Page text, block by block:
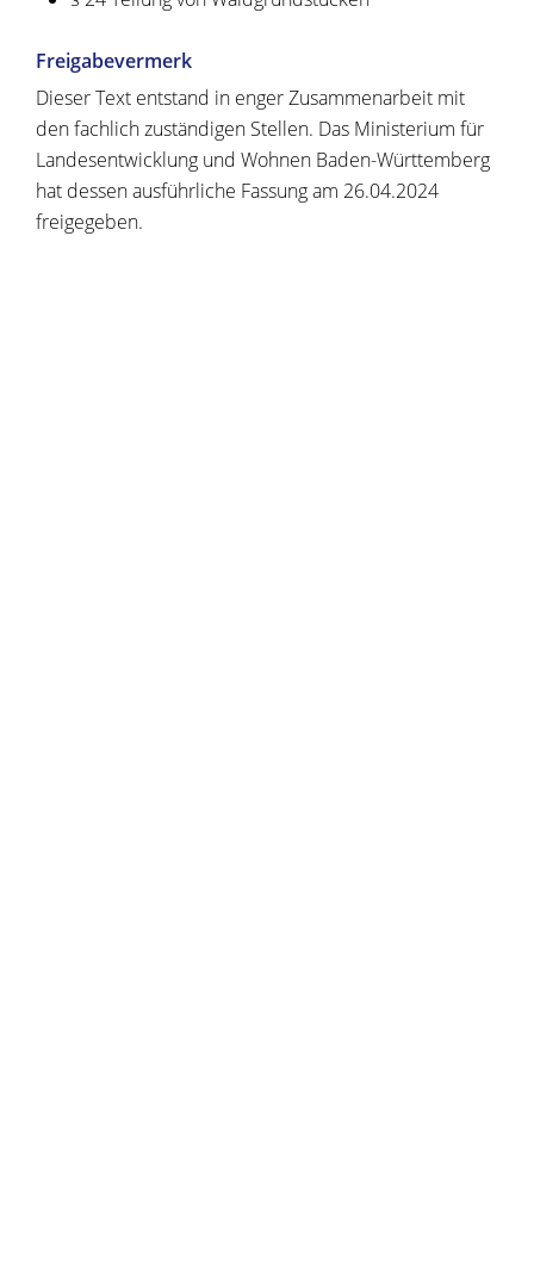
Freigabevermerk
Dieser Text entstand in enger Zusammenarbeit mit
den fachlich zuständigen Stellen. Das Ministerium für
Landesentwicklung und Wohnen Baden-Württemberg
hat dessen ausführliche Fassung am 26.04.2024
freigegeben.